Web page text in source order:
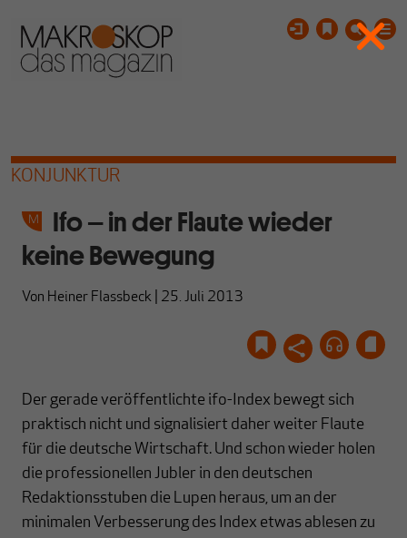
KONJUNKTUR
Ifo – in der Flaute wieder
keine Bewegung
Von Heiner Flassbeck 25. Juli 2013
Der gerade veröffentlichte ifo-Index bewegt sich
praktisch nicht und signalisiert daher weiter Flaute
für die deutsche Wirtschaft. Und schon wieder holen
die professionellen Jubler in den deutschen
Redaktionsstuben die Lupen heraus, um an der
minimalen Verbesserung des Index etwas ablesen zu